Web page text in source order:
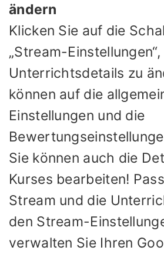
ändern
Klicken Sie auf die
„Stream-
Unterrichtsdetails zu
können auf die
Einstellungen und die
Sie können auch die
Kurses bearbeiten!
Stream und die
den Stream-
verwalten Sie Ihren